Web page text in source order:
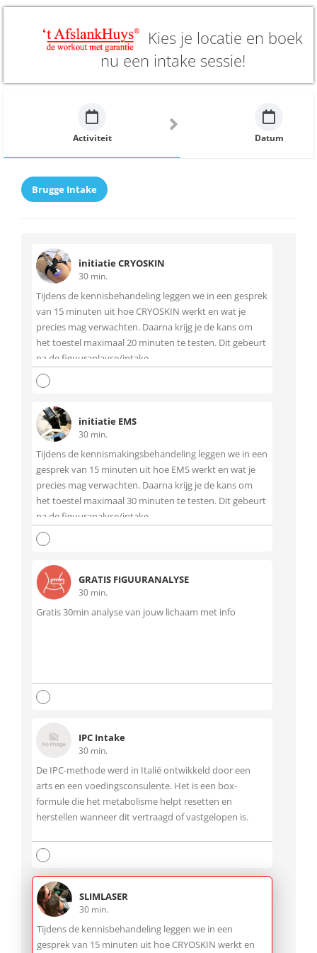
Kies je locatie en boek
nu een intake sessie!
Activiteit Datum
Brugge Intake
initiatie CRYOSKIN
30 min.
Tijdens de kennisbehandeling leggen we in een gesprek
van 15 minuten uit hoe CRYOSKIN werkt en wat je
precies mag verwachten. Daarna krijg je de kans om
het toestel maximaal 20 minuten te testen. Dit gebeurt
na de figuuranlayse/intake
initiatie EMS
30 min.
Tijdens de kennismakingsbehandeling leggen we in een
gesprek van 15 minuten uit hoe EMS werkt en wat je
precies mag verwachten. Daarna krijg je de kans om
het toestel maximaal 30 minuten te testen. Dit gebeurt
na de figuuranalyse/intake.
GRATIS FIGUURANALYSE
30 min.
Gratis 30min analyse van jouw lichaam met info
IPC Intake
30 min.
De IPC-methode werd in Italië ontwikkeld door een
arts en een voedingsconsulente. Het is een box-
formule die het metabolisme helpt resetten en
herstellen wanneer dit vertraagd of vastgelopen is.
SLIMLASER
30 min.
Tijdens de kennisbehandeling leggen we in een
gesprek van 15 minuten uit hoe CRYOSKIN werkt en